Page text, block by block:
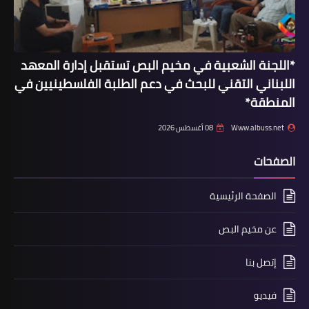
أخبار فلسطين
ثابت وعد بلفور باطل واصل نكبة فلسطين
*اللجنة الشعبية في مخيم البص تستقبل إدارة المعهد
اللبناني التقني للبحث في دعم الطلبة الفلسطينيين في
المنطقة*
Www.albuss.net 08 أغسطس 2026
الصفحات
الصفحة الرئيسية
عن مخيم البص
إتصل بنا
فيديو